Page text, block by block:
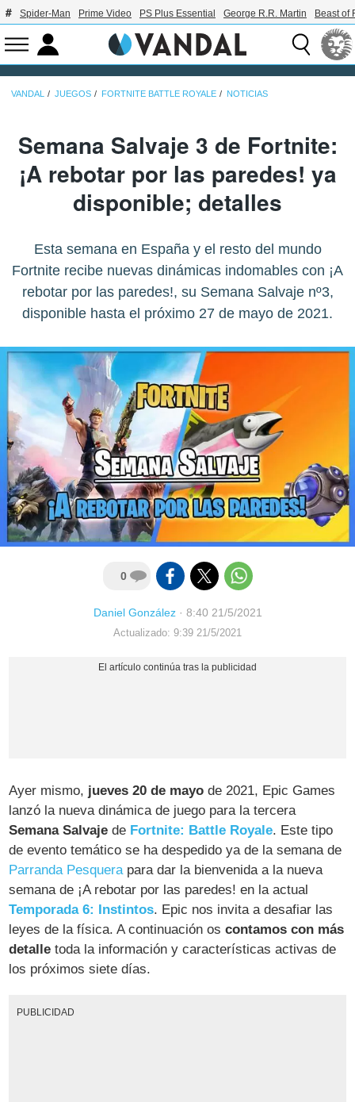
Spider-Man Prime Video PS Plus Essential George R.R. Martin Beast of
VANDAL JUEGOS FORTNITE BATTLE ROYALE NOTICIAS
Semana Salvaje 3 de Fortnite:
¡A rebotar por las paredes! ya
disponible; detalles
Esta semana en España y el resto del mundo
Fortnite recibe nuevas dinámicas indomables con ¡A
rebotar por las paredes!, su Semana Salvaje nº3,
disponible hasta el próximo 27 de mayo de 2021.
0
Daniel González· 8:40 21/5/2021
Actualizado: 9:39 21/5/2021
Ayer mismo, jueves 20 de mayo de 2021, Epic Games
lanzó la nueva dinámica de juego para la tercera
Semana Salvaje de Fortnite: Battle Royale. Este tipo
de evento temático se ha despedido ya de la semana de
Parranda Pesquerapara dar la bienvenida a la nueva
semana de ¡A rebotar por las paredes! en la actual
Temporada 6: Instintos. Epic nos invita a desafiar las
leyes de la física. A continuación oscontamos con más
detalle toda la información y características activas de
los próximos siete días.
PUBLICIDAD